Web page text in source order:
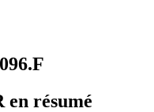
096.F
résumé